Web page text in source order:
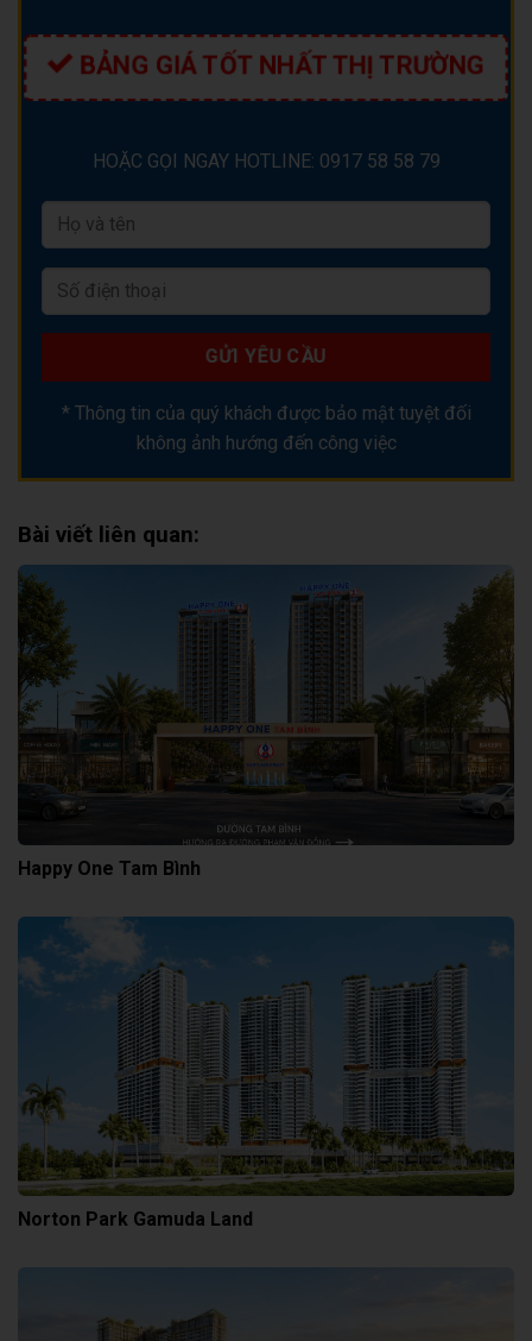
BẢNG GIÁ TỐT NHẤT THỊ TRƯỜNG
HOẶC GỌI NGAY HOTLINE: 0917 58 58 79
* Thông tin của quý khách được bảo mật tuyệt đối
không ảnh hướng đến công việc
Bài viết liên quan:
Happy One Tam Bình
Norton Park Gamuda Land